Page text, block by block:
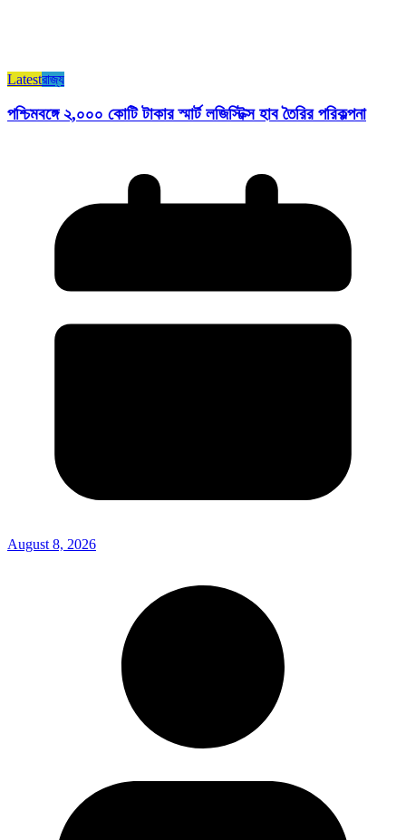
Latestরাজ্য​
পশ্চিমবঙ্গে ২,০০০ কোটি টাকার স্মার্ট লজিস্টিক্স হাব তৈরির পরিকল্পনা
August 8, 2026